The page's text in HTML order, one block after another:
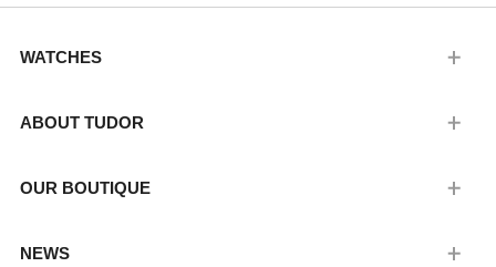
WATCHES
ABOUT TUDOR
OUR BOUTIQUE
NEWS